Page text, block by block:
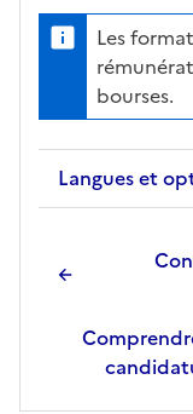
Les
bourses.
Langues et